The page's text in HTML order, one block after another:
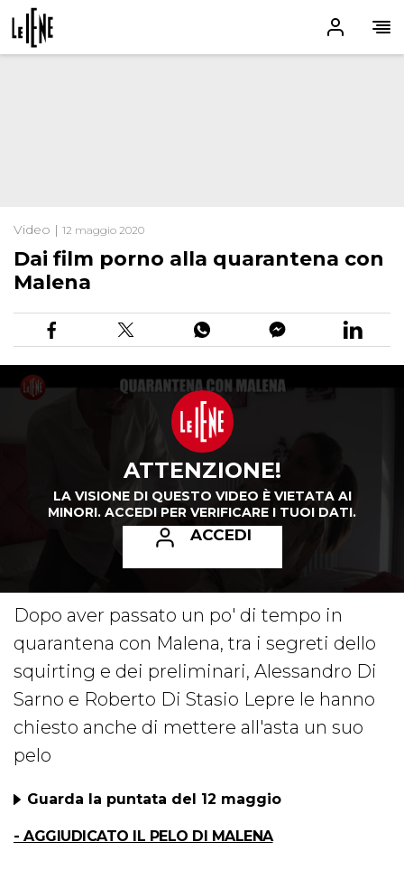
Video | 12 maggio 2020
Dai film porno alla quarantena con
Malena
ATTENZIONE!
LA VISIONE DI QUESTO VIDEO È VIETATA AI
MINORI. ACCEDI PER VERIFICARE I TUOI DATI.
ACCEDI
Dopo aver passato un po' di tempo in
quarantena con Malena, tra i segreti dello
squirting e dei preliminari, Alessandro Di
Sarno e Roberto Di Stasio Lepre le hanno
chiesto anche di mettere all'asta un suo
pelo
Guarda la puntata del 12 maggio
- AGGIUDICATO IL PELO DI MALENA